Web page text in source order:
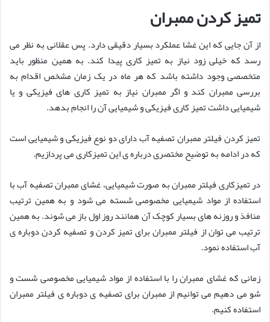
تمیز کردن ممبران
از آن جایی که این غشا عملکرد بسیار دقیقی دارد. پس عقلانی به نظر می
رسد که خیلی زود نیاز به تمیز کاری پیدا کند. به همین منظور باید
متخصصی وجود داشته باشد که هر ماه در یک زمان مشخص اقدام به
بررسی ممبران کند و اگر ممبران نیاز به تمیز کاری های فیزیکی و یا
شیمیایی داشت تمیز کاری فیزیکی و شیمیایی آن را انجام بدهد.
تمیز کردن فیلتر ممبران تصفیه آب دارای دو نوع فیزیکی و شیمیایی است
که در ادامه به توضیح مختصری درباره ی این تمیزکاری می پردازیم.
در تمیزکاری فیلتر ممبران به صورت شیمیایی، غشای ممبران تصفیه آب با
استفاده از مواد شیمیایی مخصوصی شسته می شود و به همین ترتیب
منافذ و روزنه های بسیار کوچک آن همانند روز اول باز می شوند. به همین
ترتیب می توان از فیلتر ممبران برای تمیز کردن و تصفیه کردن دوباره ی
آب استفاده نمود.
زمانی که غشای ممبران را با استفاده از مواد شیمیایی مخصوصی شست و
شو می دهیم می توانیم از ممبران برای تصفیه ی دوباره ی فیلتر ممبران
استفاده کنیم.